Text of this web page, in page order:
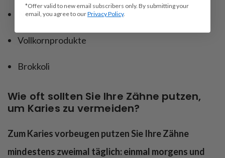
Nüsse
Vollkornprodukte
Brokkoli
Wie oft sollten Sie Ihre Zähne putzen,
um Karies zu vermeiden?
Zum Karies vorbeugen putzen Sie Ihre Zähne
mindestens zweimal täglich: einmal morgens und
*Offer valid to new email subscribers only. By submitting your
email, you agree to ourPrivacy Policy.